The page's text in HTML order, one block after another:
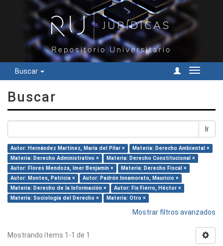
Buscar
Cambiar
Buscar
Ir
Autor: Hernández Martínez, María del Pilar ×
Materia: Derecho Ambiental ×
Materia: Derecho Administrativo ×
Materia: Derecho Constitucional ×
Autor: Flores Mendoza, Imer Benjamín ×
Materia: Derecho Fiscal ×
Autor: Montes, Patricia ×
Autor: Padrón Innamorato, Mauricio ×
Materia: Derecho de la Información ×
Autor: Fix Fierro, Héctor ×
Materia: Sociología del Derecho ×
Materia: Otro ×
Mostrar filtros avanzados
Mostrando ítems 1-1 de 1